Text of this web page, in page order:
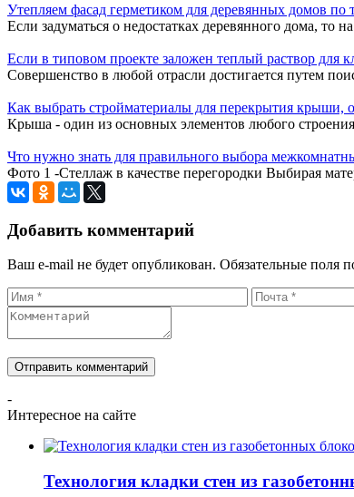
Утепляем фасад герметиком для деревянных домов
Если задуматься о недостатках деревянного дома, то
Если в типовом проекте заложен теплый раствор для
Совершенство в любой отрасли достигается путем
Как выбрать стройматериалы для перекрытия крыши,
Крыша - один из основных элементов любого
Что нужно знать для правильного выбора
Фото 1 -Стеллаж в качестве перегородки Выбирая
Добавить комментарий
Ваш e-mail не будет опубликован. Обязательные поля
-
Интересное на сайте
Технология кладки стен из